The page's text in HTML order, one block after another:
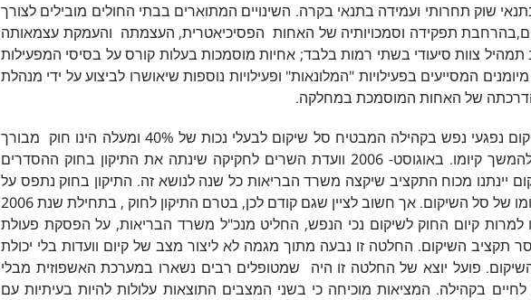
שוק תחרותי ועמידה בתנאי בקרה. השינויים המתוארים בבתי החולים מובילים לצורך
תפקידה וסמכויותיה של האחות הפסיכיאטרית, העצמתה והעמקת עצמאותה
צוות סיעודי בשתי רמות בלבד; אחיות מוסמכות בעלות קורס על בסיסי המפעילות
המסייעים בפעילויות "המלונאות" ופעילויות נוספות שיאושרו לביצוע על ידי מנהלת
של האחות המוסמכת במחלקה.
שקום נכי הנפש – חוק שיקום נפגעי נפש בקהילה המבטיח סל שיקום לבעלי נכות של 40% ומעלה הינו חוק מבורך
ביותר ויש חשיבות רבה להמשך קיומו. באוגוסט- 2006 וועדת השרים לחקיקה שינתה את התיקון בחוק ההסדרים
יינתנו מכוח התקציב שיקצה משרד הבריאות כל שנה לנושא זה. התיקון בחוק נתפס על
ידי המטפלים כאיום על קיומו של סל השיקום. אך חשוב לציין שגם קודם לכן, בטרם התיקון לחוק , בתחילת שנת 2006
למרות קיום החוק לשיקום נכי הנפש, החליט מנכ"ל משרד הבריאות, על הפסקת פעולת
תקציב השיקום. החלטה זו נבעה מתוך מגמה לא ליצור מצב של קיום וועדות בלי יכולת
פועל יוצא של החלטה זו היה שמטופלים רבים נשארו במערכת האשפוזית מבלי
בקהילה. המציאות מוכיחה כי בשני המצבים התוצאות עלולות להיות בעיתיות עם